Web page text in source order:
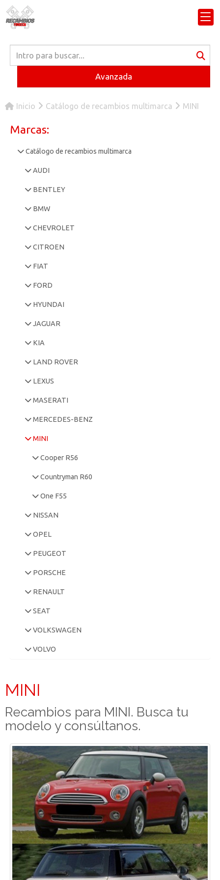
Avanzada
Inicio Catálogo de recambios multimarca MINI
Marcas:
Catálogo de recambios multimarca
AUDI
BENTLEY
BMW
CHEVROLET
CITROEN
FIAT
FORD
HYUNDAI
JAGUAR
KIA
LAND ROVER
LEXUS
MASERATI
MERCEDES-BENZ
MINI
Cooper R56
Countryman R60
One F55
NISSAN
OPEL
PEUGEOT
PORSCHE
RENAULT
SEAT
VOLKSWAGEN
VOLVO
MINI
Recambios para MINI. Busca tu
modelo y consúltanos.